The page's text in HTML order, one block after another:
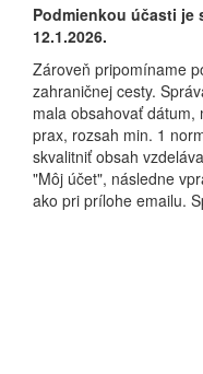
Podmienkou účasti je
12.1.2026.
Zároveň pripomíname
zahraničnej cesty.
mala obsahovať dátum,
prax, rozsah min. 1
skvalitniť obsah
"Môj účet", následne
ako pri prílohe emailu.